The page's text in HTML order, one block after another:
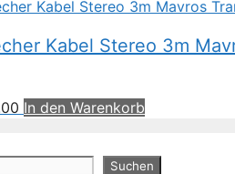
Kabel Stereo 3m
In den Warenkorb
Suchen